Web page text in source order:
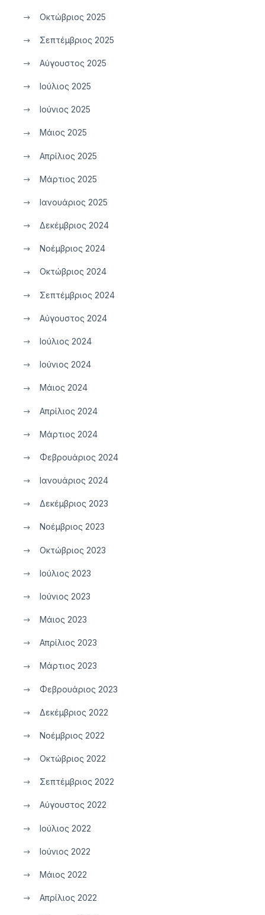
Οκτώβριος 2025
Σεπτέμβριος 2025
Αύγουστος 2025
Ιούλιος 2025
Ιούνιος 2025
Μάιος 2025
Απρίλιος 2025
Μάρτιος 2025
Ιανουάριος 2025
Δεκέμβριος 2024
Νοέμβριος 2024
Οκτώβριος 2024
Σεπτέμβριος 2024
Αύγουστος 2024
Ιούλιος 2024
Ιούνιος 2024
Μάιος 2024
Απρίλιος 2024
Μάρτιος 2024
Φεβρουάριος 2024
Ιανουάριος 2024
Δεκέμβριος 2023
Νοέμβριος 2023
Οκτώβριος 2023
Ιούλιος 2023
Ιούνιος 2023
Μάιος 2023
Απρίλιος 2023
Μάρτιος 2023
Φεβρουάριος 2023
Δεκέμβριος 2022
Νοέμβριος 2022
Οκτώβριος 2022
Σεπτέμβριος 2022
Αύγουστος 2022
Ιούλιος 2022
Ιούνιος 2022
Μάιος 2022
Απρίλιος 2022